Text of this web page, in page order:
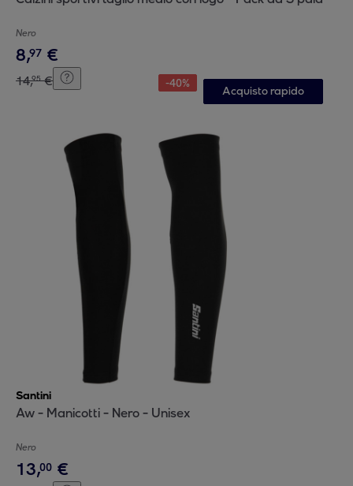
Nero
8,97 €
14,95 € -40%
Acquisto rapido
Santini
Aw - Manicotti - Nero - Unisex
Nero
13,00 €